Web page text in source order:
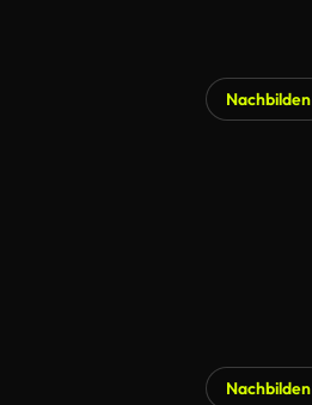
Nachbilden
Nachbilden